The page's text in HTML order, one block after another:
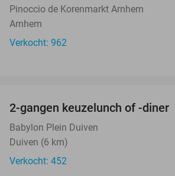
Pinoccio de Korenmarkt Arnhem
Arnhem
Verkocht: 962
2-gangen keuzelunch of -diner
Babylon Plein Duiven
Duiven (6 km)
Verkocht: 452